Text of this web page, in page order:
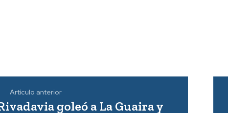
Artículo anterior
goleó a La Guaira y